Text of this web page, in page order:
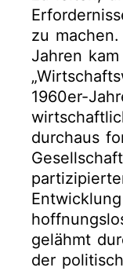
zu
Jahren
1960er-
durchaus
gelähmt
der